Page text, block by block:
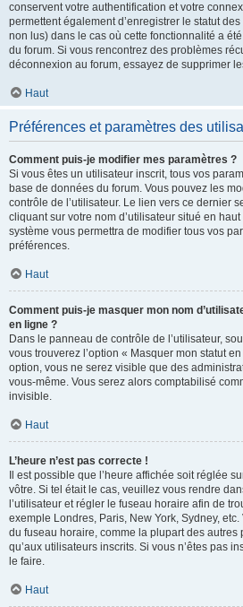
conservent votre authentification et votre
permettent également d’enregistrer le statut
non lus) dans le cas où cette fonctionnalité a
du forum. Si vous rencontrez des problèmes
déconnexion au forum, essayez de supprimer
Haut
Préférences et paramètres des
Comment puis-je modifier mes paramètres ?
Si vous êtes un utilisateur inscrit, tous vos
base de données du forum. Vous pouvez les
contrôle de l’utilisateur. Le lien vers ce dernier
cliquant sur votre nom d’utilisateur situé en
système vous permettra de modifier tous vos
préférences.
Haut
Comment puis-je masquer mon nom
en ligne ?
Dans le panneau de contrôle de l’utilisateur,
vous trouverez l’option « Masquer mon statut
option, vous ne serez visible que des
vous-même. Vous serez alors comptabilisé
invisible.
Haut
L’heure n’est pas correcte !
Il est possible que l’heure affichée soit réglée
vôtre. Si tel était le cas, veuillez vous rendre
l’utilisateur et régler le fuseau horaire afin de
exemple Londres, Paris, New York, Sydney,
du fuseau horaire, comme la plupart des autres
qu’aux utilisateurs inscrits. Si vous n’êtes pas
le faire.
Haut